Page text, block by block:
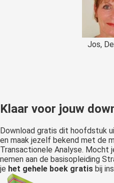
Jos,
Klaar voor jouw
Download gratis dit hoofdstuk
en maak jezelf bekend met de
Transactionele Analyse. Mocht
nemen aan de basisopleiding
je het gehele boek gratis bij